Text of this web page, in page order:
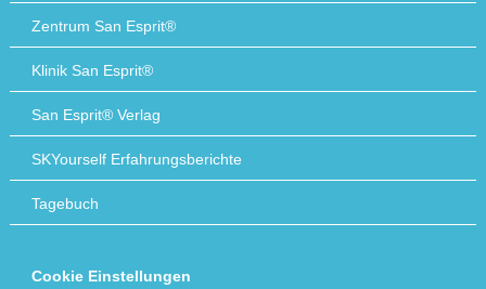
Zentrum San Esprit®
Klinik San Esprit®
San Esprit® Verlag
SKYourself Erfahrungsberichte
Tagebuch
Cookie Einstellungen